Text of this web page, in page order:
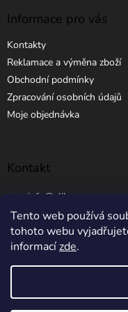
Tento web používá
tohoto webu
informacízde.
Informace pro vás
Kontakty
Reklamace a výměna zboží
Obchodní podmínky
Zpracování osobních údajů
Moje objednávka
Kontakt
info @ elibros.cz
+420 734 184 444